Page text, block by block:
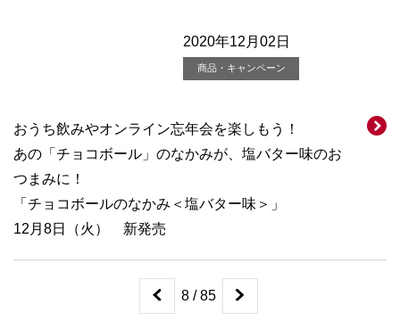
2020年12月02日
商品・キャンペーン
おうち飲みやオンライン忘年会を楽しもう！
あの「チョコボール」のなかみが、塩バター味のお
つまみに！
「チョコボールのなかみ＜塩バター味＞」
12月8日（火） 新発売
8 / 85